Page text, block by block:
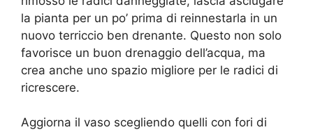
la pianta per un po’ prima di reinnestarla in un
nuovo terriccio ben drenante. Questo non solo
favorisce un buon drenaggio dell’acqua, ma
crea anche uno spazio migliore per le radici di
ricrescere.
Aggiorna il vaso scegliendo quelli con fori di